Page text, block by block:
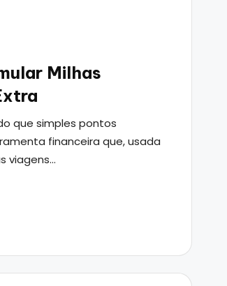
Milhas
que simples pontos
financeira que, usada
viagens…